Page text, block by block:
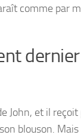
comme par
dernier
John, et il
blouson.